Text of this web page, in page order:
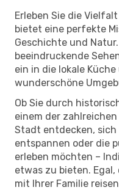
Erleben Sie die
bietet eine perfekte
Geschichte und
beeindruckende
ein in die lokale
wunderschöne
Ob Sie durch
einem der
Stadt entdecken, sich
entspannen oder die
erleben möchten –
etwas zu bieten. Egal,
mit Ihrer Familie